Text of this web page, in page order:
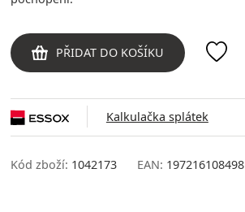
PŘIDAT DO KOŠÍKU
Kalkulačka splátek
Kód zboží: 1042173 EAN: 197216108498